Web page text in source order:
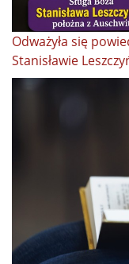
Odważyła się
Stanisławie